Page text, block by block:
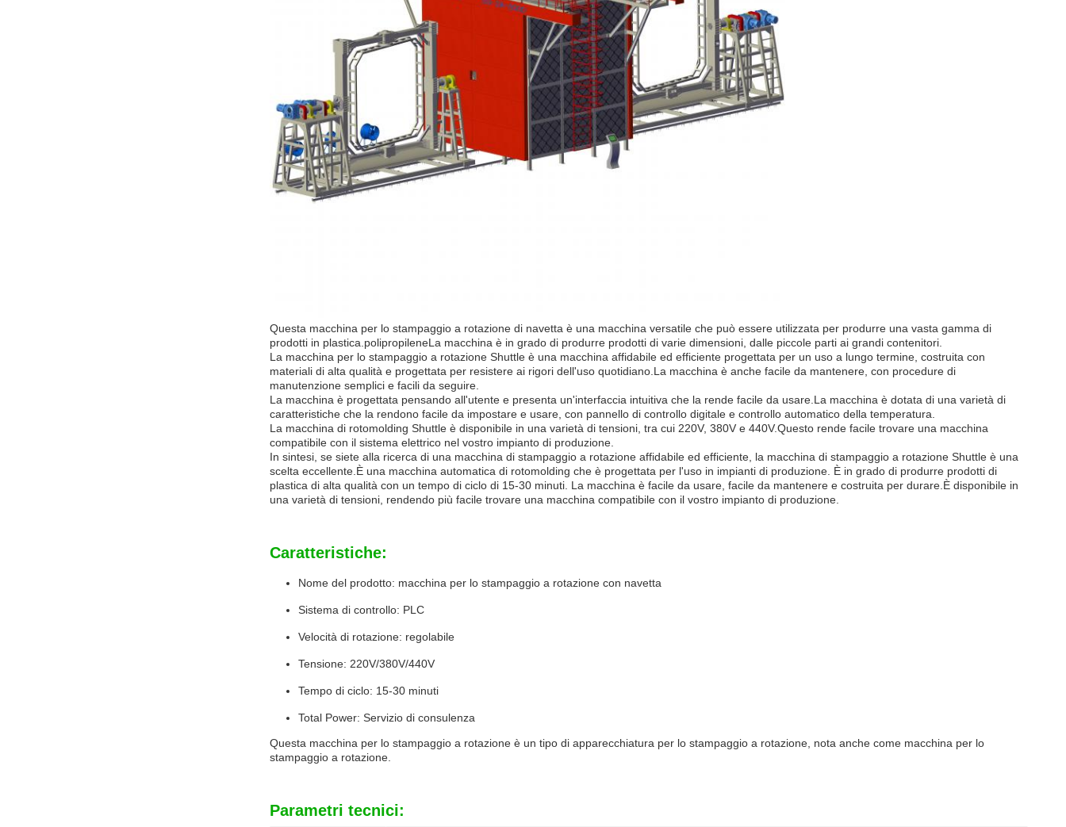
Questa macchina per lo stampaggio a rotazione di navetta è una macchina versatile che può essere utilizzata per produrre una vasta gamma di
prodotti in plastica.polipropileneLa macchina è in grado di produrre prodotti di varie dimensioni, dalle piccole parti ai grandi contenitori.
La macchina per lo stampaggio a rotazione Shuttle è una macchina affidabile ed efficiente progettata per un uso a lungo termine, costruita con
materiali di alta qualità e progettata per resistere ai rigori dell'uso quotidiano.La macchina è anche facile da mantenere, con procedure di
manutenzione semplici e facili da seguire.
La macchina è progettata pensando all'utente e presenta un'interfaccia intuitiva che la rende facile da usare.La macchina è dotata di una varietà di
caratteristiche che la rendono facile da impostare e usare, con pannello di controllo digitale e controllo automatico della temperatura.
La macchina di rotomolding Shuttle è disponibile in una varietà di tensioni, tra cui 220V, 380V e 440V.Questo rende facile trovare una macchina
compatibile con il sistema elettrico nel vostro impianto di produzione.
In sintesi, se siete alla ricerca di una macchina di stampaggio a rotazione affidabile ed efficiente, la macchina di stampaggio a rotazione Shuttle è una
scelta eccellente.È una macchina automatica di rotomolding che è progettata per l'uso in impianti di produzione. È in grado di produrre prodotti di
plastica di alta qualità con un tempo di ciclo di 15-30 minuti. La macchina è facile da usare, facile da mantenere e costruita per durare.È disponibile in
una varietà di tensioni, rendendo più facile trovare una macchina compatibile con il vostro impianto di produzione.
Caratteristiche:
Nome del prodotto: macchina per lo stampaggio a rotazione con navetta
Sistema di controllo: PLC
Velocità di rotazione: regolabile
Tensione: 220V/380V/440V
Tempo di ciclo: 15-30 minuti
Total Power: Servizio di consulenza
Questa macchina per lo stampaggio a rotazione è un tipo di apparecchiatura per lo stampaggio a rotazione, nota anche come macchina per lo
stampaggio a rotazione.
Parametri tecnici: